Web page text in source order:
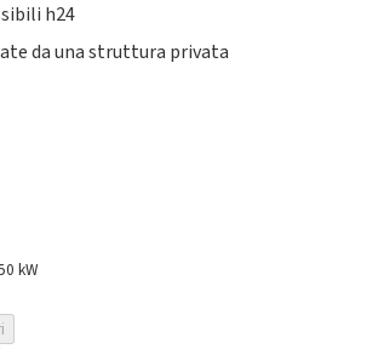
h24
da una struttura privata
kW